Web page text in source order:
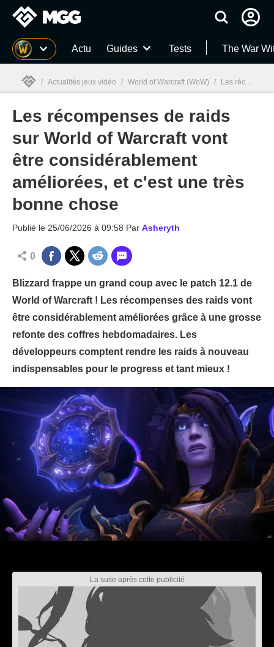
MGG Actu Guides Tests The War
MGG
/ Actualités jeux vidéo / World of Warcraft (WoW) / Les récompenses de raids sur World of Warcraft vont être considérablement améliorées, et c'est une très bonne chose
Les récompenses de raids
sur World of Warcraft vont
être considérablement
améliorées, et c'est une très
bonne chose
Publié le 25/06/2026 à 09:58 Par Asheryth
0
Blizzard frappe un grand coup avec le patch 12.1 de
World of Warcraft ! Les récompenses des raids vont
être considérablement améliorées grâce à une grosse
refonte des coffres hebdomadaires. Les
développeurs comptent rendre les raids à nouveau
indispensables pour le progress et tant mieux !